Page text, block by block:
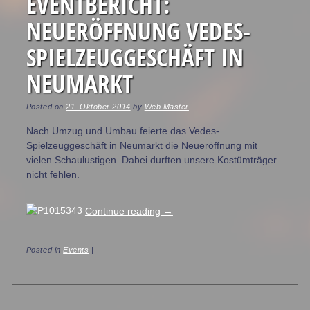
NEUERÖFFNUNG VEDES-
SPIELZEUGGESCHÄFT IN
NEUMARKT
Posted on21. Oktober 2014 by Web Master
Nach Umzug und Umbau feierte das Vedes-
Spielzeuggeschäft in Neumarkt die Neueröffnung mit
vielen Schaulustigen. Dabei durften unsere Kostümträger
nicht fehlen.
Continue reading →
Posted inEvents